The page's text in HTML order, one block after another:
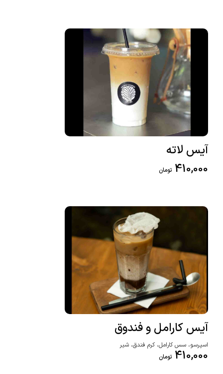
آیس لاته
410,000 تومان
آیس کارامل و فندوق
اسپرسو، سس کارامل، کرم فندق، شیر
410,000 تومان